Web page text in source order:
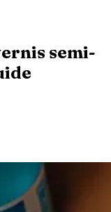
semi-